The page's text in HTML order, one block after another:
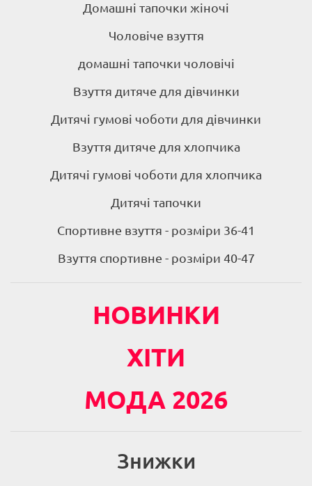
Домашні тапочки жіночі
Чоловіче взуття
домашні тапочки чоловічі
Взуття дитяче для дівчинки
Дитячі гумові чоботи для дівчинки
Взуття дитяче для хлопчика
Дитячі гумові чоботи для хлопчика
Дитячі тапочки
Спортивне взуття - розміри 36-41
Взуття спортивне - розміри 40-47
НОВИНКИ
ХІТИ
МОДА 2026
Знижки